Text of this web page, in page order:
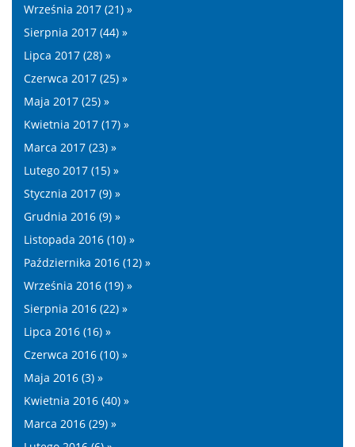
Września 2017 (21) »
Sierpnia 2017 (44) »
Lipca 2017 (28) »
Czerwca 2017 (25) »
Maja 2017 (25) »
Kwietnia 2017 (17) »
Marca 2017 (23) »
Lutego 2017 (15) »
Stycznia 2017 (9) »
Grudnia 2016 (9) »
Listopada 2016 (10) »
Października 2016 (12) »
Września 2016 (19) »
Sierpnia 2016 (22) »
Lipca 2016 (16) »
Czerwca 2016 (10) »
Maja 2016 (3) »
Kwietnia 2016 (40) »
Marca 2016 (29) »